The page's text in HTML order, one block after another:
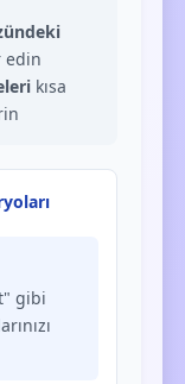
edin
kısa
gibi